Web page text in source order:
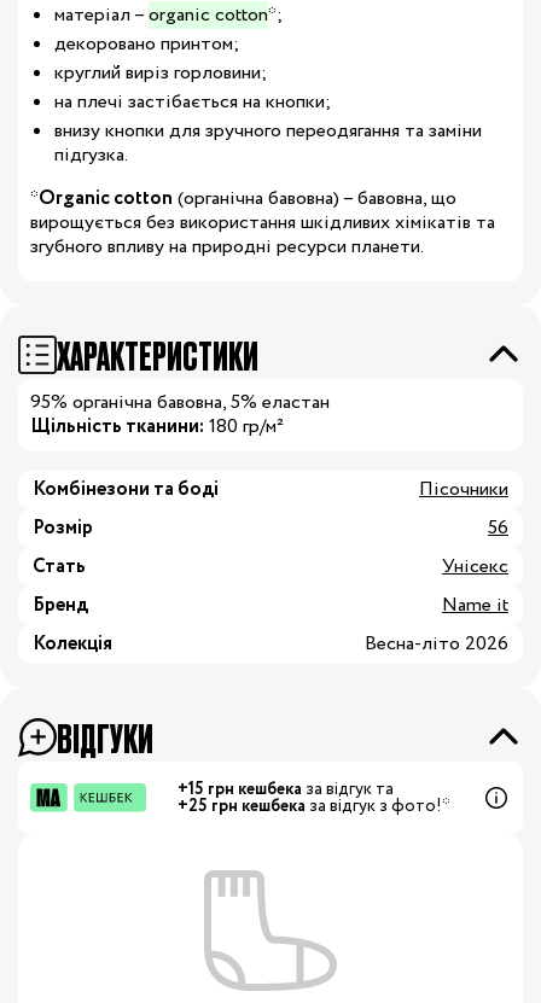
матеріал –organic cotton*;
декоровано принтом;
круглий виріз горловини;
на плечі застібається на кнопки;
внизу кнопки для зручного переодягання та заміни
підгузка.
*Organic cotton (органічна бавовна) – бавовна, що
вирощується без використання шкідливих хімікатів та
згубного впливу на природні ресурси планети.
ХАРАКТЕРИСТИКИ
95% органічна бавовна, 5% еластан
Щільність тканини: 180 гр/м²
Комбінезони та боді
Пісочники
Розмір
56
Стать
Унісекс
Бренд
Name it
Колекція
Весна-літо 2026
ВІДГУКИ
+15 грн кешбека за відгук та
+25 грн кешбека за відгук з фото!*